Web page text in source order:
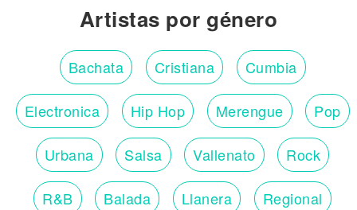
Artistas por género
Bachata Cristiana Cumbia
Electronica Hip Hop Merengue Pop
Urbana Salsa Vallenato Rock
R&B Balada Llanera Regional